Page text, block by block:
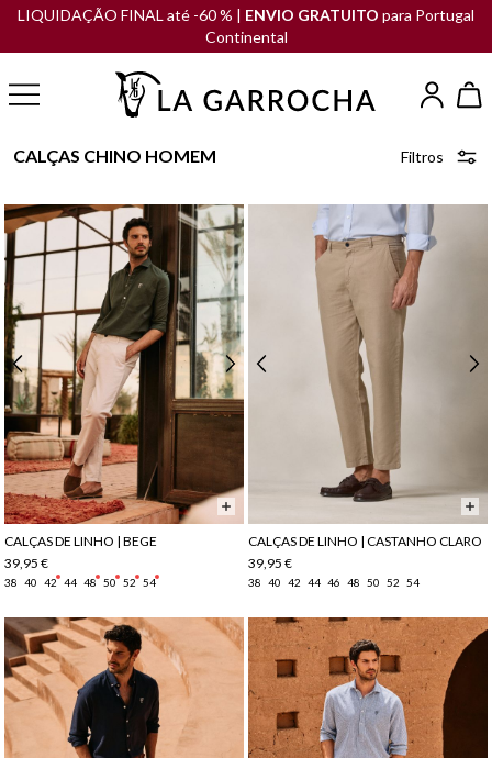
LIQUIDAÇÃO FINAL até -60 % | ENVIO GRATUITO para Portugal
Continental
CALÇAS CHINO HOMEM Filtros
CALÇAS DE LINHO | BEGE
39,95 €
38 40 42 44 48 50 52 54
CALÇAS DE LINHO | CASTANHO CLARO
39,95 €
38 40 42 44 46 48 50 52 54